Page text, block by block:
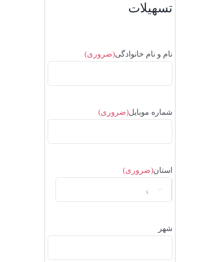
تسهیلات
نام و نام خانوادگی(ضروری)
شماره موبایل(ضروری)
استان(ضروری)

شهر